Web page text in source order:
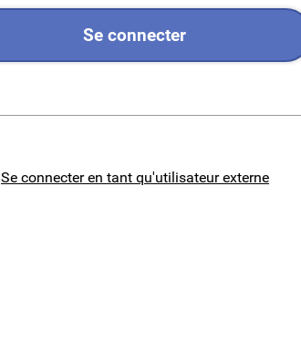
Se connecter
Se connecter en tant qu'utilisateur externe